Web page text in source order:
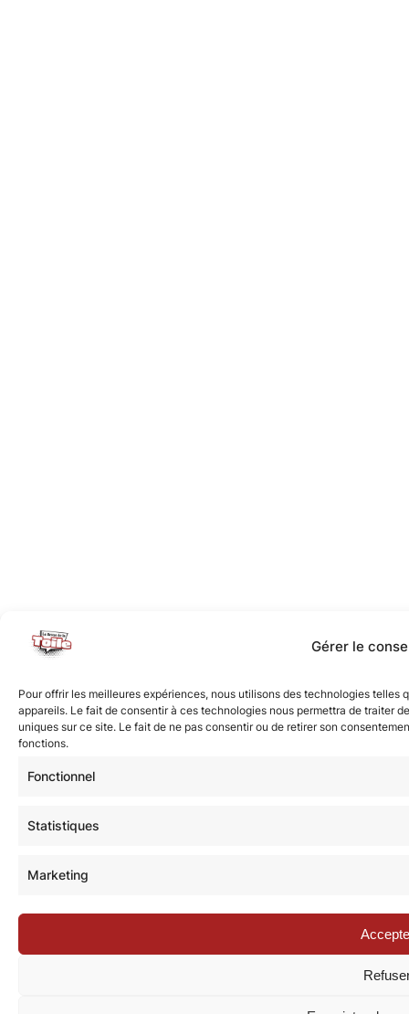
Gérer le
Pour offrir les meilleures expériences, nous utilisons des technologies
appareils. Le fait de consentir à ces technologies nous permettra de traiter
uniques sur ce site. Le fait de ne pas consentir ou de retirer son
fonctions.
Fonctionnel
Statistiques
Marketing